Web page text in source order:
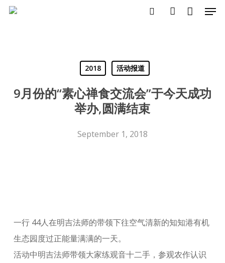
Skip
2018 活动报道
9月份的“素心禅食交流会”于今天成功
举办,圆满结束
September 1, 2018
一行 44人在明吉法师的带领下往空气清新的知知港有机
生态园度过正能量满满的一天。
活动中明吉法师带领大家练观音十二手，参观农作认识